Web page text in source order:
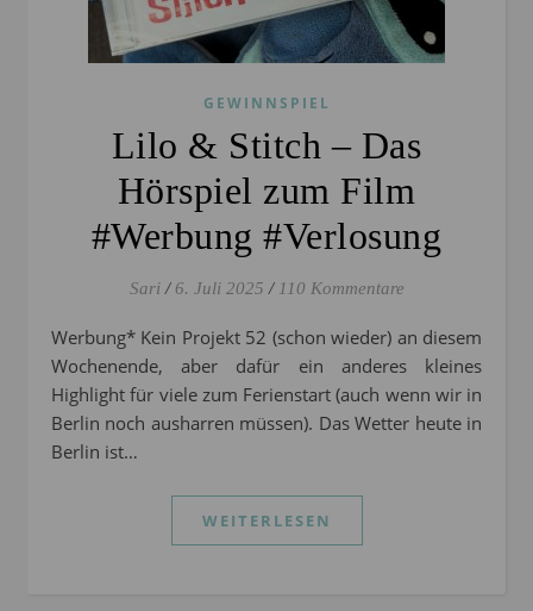
GEWINNSPIEL
Lilo & Stitch – Das
Hörspiel zum Film
#Werbung #Verlosung
Sari / 6. Juli 2025 / 110 Kommentare
Werbung* Kein Projekt 52 (schon wieder) an diesem
Wochenende, aber dafür ein anderes kleines
Highlight für viele zum Ferienstart (auch wenn wir in
Berlin noch ausharren müssen). Das Wetter heute in
Berlin ist…
WEITERLESEN